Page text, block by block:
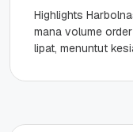
Highlights
mana volume
lipat, menuntut